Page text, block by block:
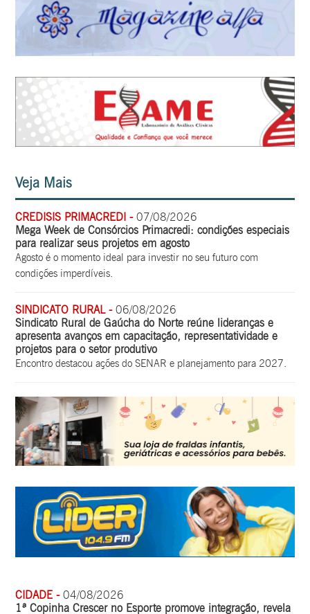
Veja Mais
CREDISIS PRIMACREDI -07/08/2026
Mega Week de Consórcios Primacredi: condições especiais
para realizar seus projetos em agosto
Agosto é o momento ideal para investir no seu futuro com
condições imperdíveis.
SINDICATO RURAL -06/08/2026
Sindicato Rural de Gaúcha do Norte reúne lideranças e
apresenta avanços em capacitação, representatividade e
projetos para o setor produtivo
Encontro destacou ações do SENAR e planejamento para 2027.
CIDADE -04/08/2026
1ª Copinha Crescer no Esporte promove integração, revela